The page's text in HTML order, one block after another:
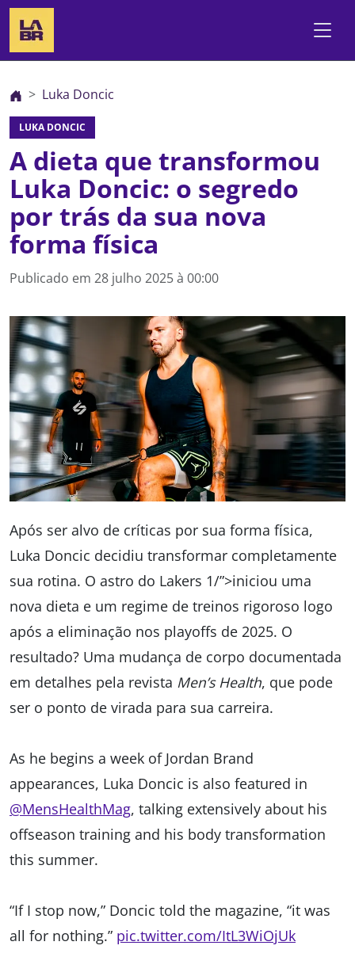
Luka Doncic
LUKA DONCIC
A dieta que transformou
Luka Doncic: o segredo
por trás da sua nova
forma física
Publicado em 28 julho 2025 à 00:00
Após ser alvo de críticas por sua forma física,
Luka Doncic decidiu transformar completamente
sua rotina. O astro do Lakers 1/”>iniciou uma
nova dieta e um regime de treinos rigoroso logo
após a eliminação nos playoffs de 2025. O
resultado? Uma mudança de corpo documentada
em detalhes pela revista Men’s Health, que pode
ser o ponto de virada para sua carreira.
As he begins a week of Jordan Brand
appearances, Luka Doncic is also featured in
@MensHealthMag, talking extensively about his
offseason training and his body transformation
this summer.
“If I stop now,” Doncic told the magazine, “it was
all for nothing.” pic.twitter.com/ItL3WiOjUk